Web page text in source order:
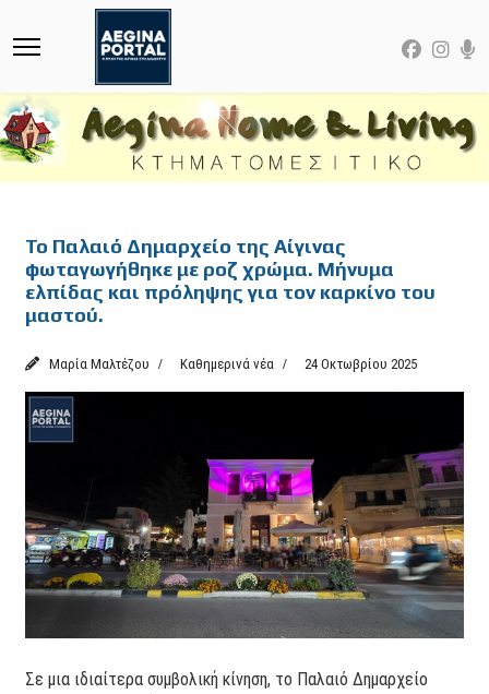
Το Παλαιό Δημαρχείο της Αίγινας
φωταγωγήθηκε με ροζ χρώμα. Μήνυμα
ελπίδας και πρόληψης για τον καρκίνο του
μαστού.
Μαρία Μαλτέζου Καθημερινά νέα 24 Οκτωβρίου 2025
Σε μια ιδιαίτερα συμβολική κίνηση, το Παλαιό Δημαρχείο